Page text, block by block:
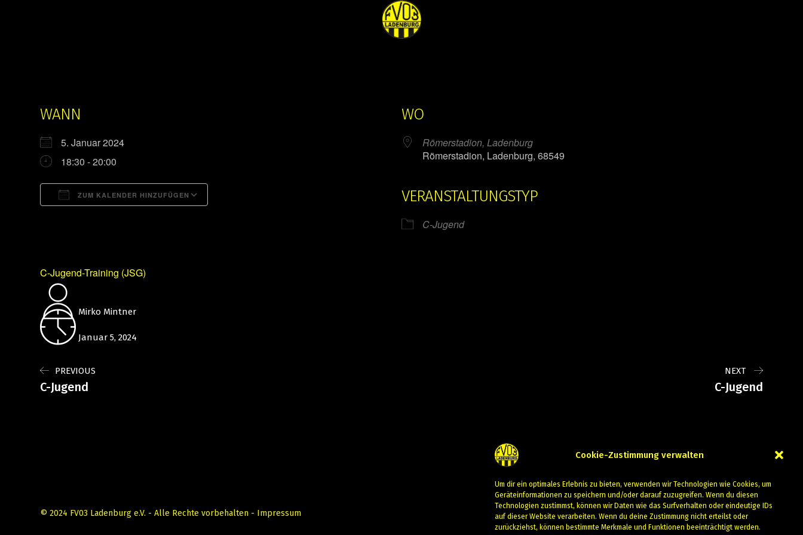
Cookie-Zustimmung verwalten
Um dir ein optimales Erlebnis zu bieten, verwenden wir Technologien wie Cookies, um
Geräteinformationen zu speichern und/oder darauf zuzugreifen. Wenn du diesen
Technologien zustimmst, können wir Daten wie das Surfverhalten oder eindeutige IDs
auf dieser Website verarbeiten. Wenn du deine Zustimmung nicht erteilst oder
zurückziehst, können bestimmte Merkmale und Funktionen beeinträchtigt werden.
WANN
5. Januar 2024
18:30 - 20:00
ZUM KALENDER HINZUFÜGEN
iCalendar
WO
Römerstadion, Ladenburg
Römerstadion, Ladenburg, 68549
VERANSTALTUNGSTYP
C-Jugend
C-Jugend-Training (JSG)
Mirko Mintner
Januar 5, 2024
PREVIOUS
C-Jugend
NEXT
C-Jugend
© 2024 FV03 Ladenburg e.V. - Alle Rechte vorbehalten - Impressum